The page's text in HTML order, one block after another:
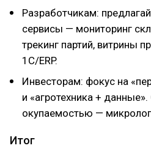
Разработчикам:
сервисы — мониторинг
трекинг партий, витрины
1С/ERP.
Инвесторам: фокус на
и «агротехника +
окупаемостью —
Итог